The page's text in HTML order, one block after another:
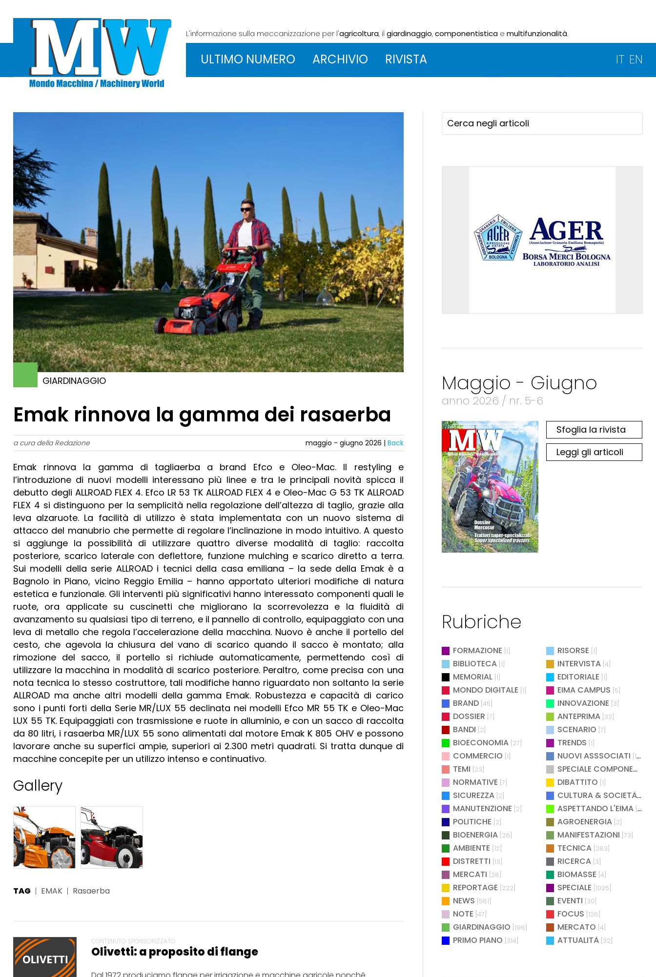
L'informazione sulla meccanizzazione per l'agricoltura, il giardinaggio,componentisticae multifunzionalità.
ULTIMO NUMERO ARCHIVIO RIVISTA IT EN
GIARDINAGGIO
Emak rinnova la gamma dei rasaerba
a cura della Redazione maggio - giugno 2026 | Back
Emak rinnova la gamma di tagliaerba a brand Efco e Oleo-Mac. Il restyling e
l’introduzione di nuovi modelli interessano più linee e tra le principali novità spicca il
debutto degli ALLROAD FLEX 4. Efco LR 53 TK ALLROAD FLEX 4 e Oleo-Mac G 53 TK ALLROAD
FLEX 4 si distinguono per la semplicità nella regolazione dell’altezza di taglio, grazie alla
leva alzaruote. La facilità di utilizzo è stata implementata con un nuovo sistema di
attacco del manubrio che permette di regolare l’inclinazione in modo intuitivo. A questo
si aggiunge la possibilità di utilizzare quattro diverse modalità di taglio: raccolta
posteriore, scarico laterale con deflettore, funzione mulching e scarico diretto a terra.
Sui modelli della serie ALLROAD i tecnici della casa emiliana – la sede della Emak è a
Bagnolo in Piano, vicino Reggio Emilia – hanno apportato ulteriori modifiche di natura
estetica e funzionale. Gli interventi più significativi hanno interessato componenti quali le
ruote, ora applicate su cuscinetti che migliorano la scorrevolezza e la fluidità di
avanzamento su qualsiasi tipo di terreno, e il pannello di controllo, equipaggiato con una
leva di metallo che regola l’accelerazione della macchina. Nuovo è anche il portello del
cesto, che agevola la chiusura del vano di scarico quando il sacco è montato; alla
rimozione del sacco, il portello si richiude automaticamente, permettendo così di
utilizzare la macchina in modalità di scarico posteriore. Peraltro, come precisa con una
nota tecnica lo stesso costruttore, tali modifiche hanno riguardato non soltanto la serie
ALLROAD ma anche altri modelli della gamma Emak. Robustezza e capacità di carico
sono i punti forti della Serie MR/LUX 55 declinata nei modelli Efco MR 55 TK e Oleo-Mac
LUX 55 TK. Equipaggiati con trasmissione e ruote in alluminio, e con un sacco di raccolta
da 80 litri, i rasaerba MR/LUX 55 sono alimentati dal motore Emak K 805 OHV e possono
lavorare anche su superfici ampie, superiori ai 2.300 metri quadrati. Si tratta dunque di
macchine concepite per un utilizzo intenso e continuativo.
Gallery
TAG EMAK Rasaerba
CONTENUTO SPONSORIZZATO
Olivetti: a proposito di flange
Maggio - Giugno
anno 2026 / nr. 5-6
Sfoglia la rivista
Leggi gli articoli
Rubriche
FORMAZIONE [1] RISORSE [1]
BIBLIOTECA [1] INTERVISTA [4]
MEMORIAL [1] EDITORIALE [1]
MONDO DIGITALE [1] EIMA CAMPUS [5]
BRAND [45] INNOVAZIONE [3]
DOSSIER [7] ANTEPRIMA [32]
BANDI [2] SCENARIO [7]
BIOECONOMIA [27] TRENDS [1]
COMMERCIO [1] NUOVI ASSSOCIATI [15]
TEMI [23]
SPECIALE COMPONENTISTICA
NORMATIVE [7] DIBATTITO [1]
SICUREZZA [2] CULTURA & SOCIETÀ[2]
MANUTENZIONE [2] ASPETTANDO L'EIMA [4]
POLITICHE [2] AGROENERGIA [2]
BIOENERGIA [26] MANIFESTAZIONI [73]
AMBIENTE [12] TECNICA [283]
DISTRETTI [13] RICERCA [3]
MERCATI [28] BIOMASSE [4]
REPORTAGE [222] SPECIALE [1025]
NEWS [581] EVENTI [30]
NOTE [47] FOCUS [126]
GIARDINAGGIO [196] MERCATO [4]
PRIMO PIANO [314] ATTUALITÀ [32]